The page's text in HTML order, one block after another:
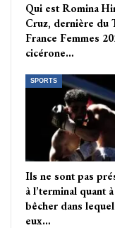
Qui est Romina
Cruz, dernière du
France Femmes
cicérone…
SPORTS
Ils ne sont pas
à l’terminal quant
bêcher dans
eux…